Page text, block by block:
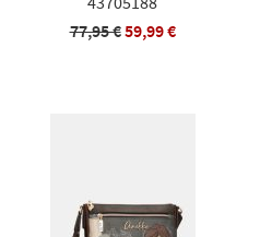
77,95 €59,99 €